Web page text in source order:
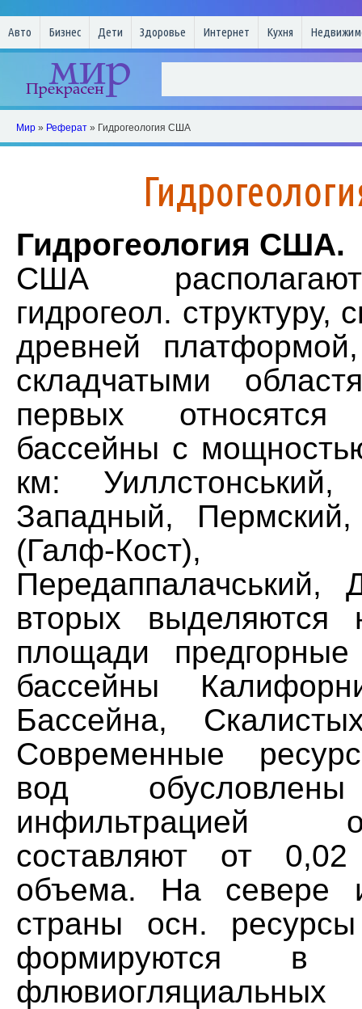
Авто Бизнес Дети Здоровье Интернет Кухня
Мир » Реферат » Гидрогеология США
Гидрогеология США.
США
гидрогеол. структуру,
древней
складчатыми
первых относятся
бассейны с
км: Уиллстонський,
Западный, Пермский,
(Галф-Кост),
Передаппалачський,
вторых выделяются
площади
бассейны
Бассейна,
Современные
вод
составляют от
объема. На севере
страны осн.
формируются в